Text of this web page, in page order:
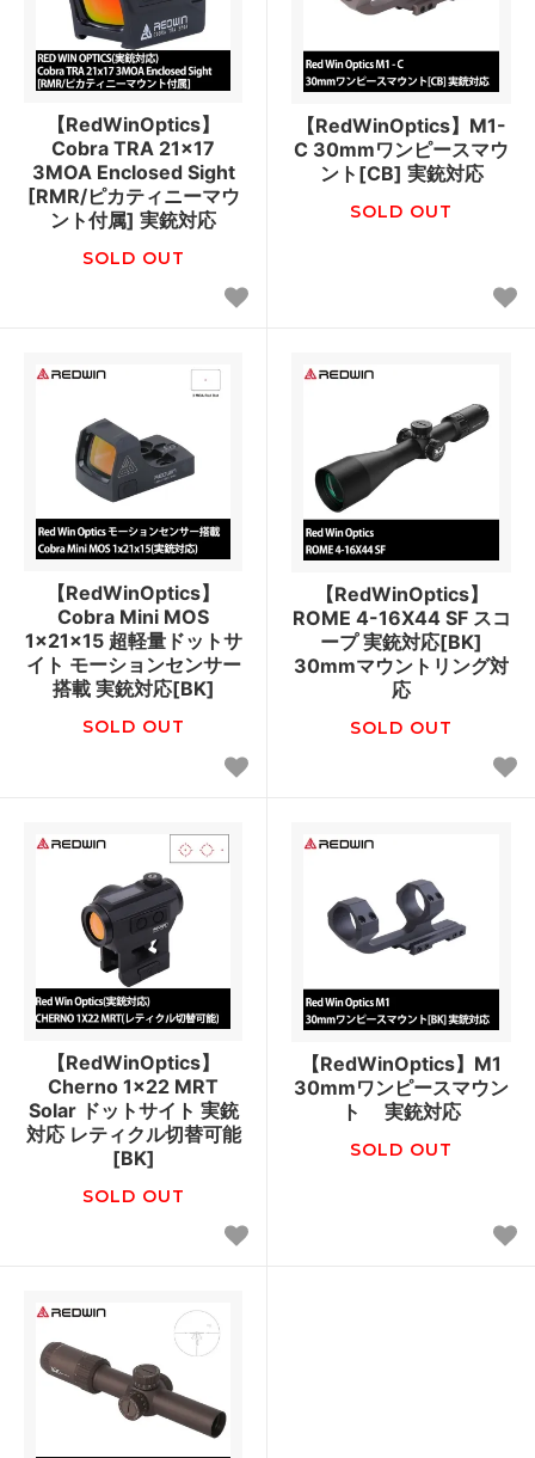
【RedWinOptics】
Cobra TRA 21x17
3MOA Enclosed Sight
[RMR/ピカティニーマウ
ント付属] 実銃対応
SOLD OUT
【RedWinOptics】M1-
C 30mmワンピースマウ
ント[CB] 実銃対応
SOLD OUT
【RedWinOptics】
Cobra Mini MOS
1x21x15 超軽量ドットサ
イト モーションセンサー
搭載 実銃対応[BK]
SOLD OUT
【RedWinOptics】
ROME 4-16X44 SF スコ
ープ 実銃対応[BK]
30mmマウントリング対
応
SOLD OUT
【RedWinOptics】
Cherno 1x22 MRT
Solar ドットサイト 実銃
対応 レティクル切替可能
[BK]
SOLD OUT
【RedWinOptics】M1
30mmワンピースマウン
ト 実銃対応
SOLD OUT